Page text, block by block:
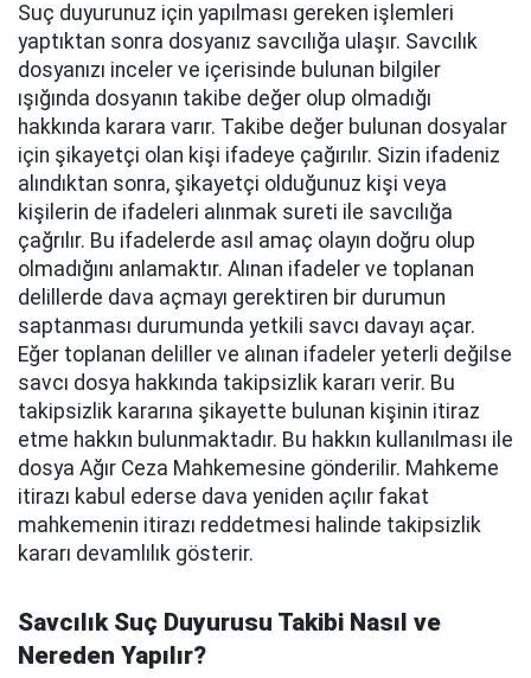
Suç duyurunuz için yapılması gereken işlemleri
yaptıktan sonra dosyanız savcılığa ulaşır. Savcılık
dosyanızı inceler ve içerisinde bulunan bilgiler
ışığında dosyanın takibe değer olup olmadığı
hakkında karara varır. Takibe değer bulunan dosyalar
için şikayetçi olan kişi ifadeye çağırılır. Sizin ifadeniz
alındıktan sonra, şikayetçi olduğunuz kişi veya
kişilerin de ifadeleri alınmak sureti ile savcılığa
çağrılır. Bu ifadelerde asıl amaç olayın doğru olup
olmadığını anlamaktır. Alınan ifadeler ve toplanan
delillerde dava açmayı gerektiren bir durumun
saptanması durumunda yetkili savcı davayı açar.
Eğer toplanan deliller ve alınan ifadeler yeterli değilse
savcı dosya hakkında takipsizlik kararı verir. Bu
takipsizlik kararına şikayette bulunan kişinin itiraz
etme hakkın bulunmaktadır. Bu hakkın kullanılması ile
dosya Ağır Ceza Mahkemesine gönderilir. Mahkeme
itirazı kabul ederse dava yeniden açılır fakat
mahkemenin itirazı reddetmesi halinde takipsizlik
kararı devamlılık gösterir.
Savcılık Suç Duyurusu Takibi Nasıl ve
Nereden Yapılır?